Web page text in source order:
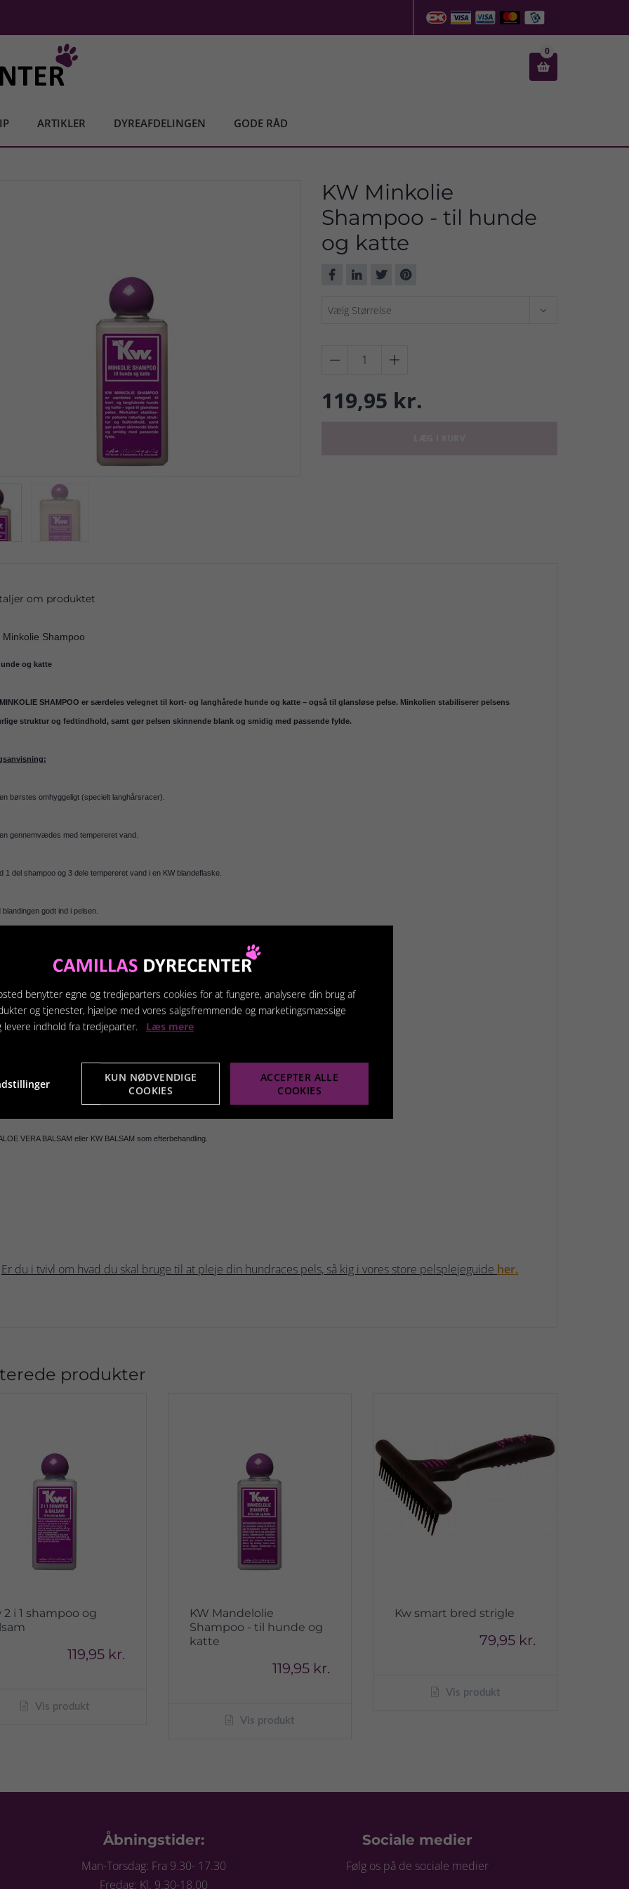

0
ARTIKLER DYREAFDELINGEN GODE RÅD
KW Minkolie
Shampoo - til hunde
og katte
 
119,95 kr.
om produktet
Minkolie Shampoo
og katte
SHAMPOO er særdeles velegnet til kort- og langhårede hunde og katte – også til glansløse pelse. Minkolien stabiliserer pelsens
struktur og fedtindhold, samt gør pelsen skinnende blank og smidig med passende fylde.
børstes omhyggeligt (specielt langhårsracer).
gennemvædes med tempereret vand.
1 del shampoo og 3 dele tempereret vand i en KW blandeflaske.
blandingen godt ind i pelsen.
eller katten meget snavset gentages behandlingen.
VERA BALSAM eller KW BALSAM som efterbehandling.
Er du i tvivl om hvad du skal bruge til at pleje din hundraces pels, så kig i vores store pelsplejeguide her.
produkter
2 i 1 shampoo og
119,95 kr.
Vis produkt
KW Mandelolie
Shampoo - til hunde og
katte
119,95 kr.
Vis produkt
Kw smart bred strigle
79,95 kr.
Vis produkt
Åbningstider:
Man-Torsdag: Fra 9.30- 17.30
Fredag: Kl. 9.30-18.00
Sociale medier
Følg os på de sociale medier
benytter egne og tredjeparters cookies for at fungere, analysere din brug af
og tjenester, hjælpe med vores salgsfremmende og marketingsmæssige
levere indhold fra tredjeparter. Læs mere
KUN NØDVENDIGE
COOKIES
ACCEPTER ALLE
COOKIES